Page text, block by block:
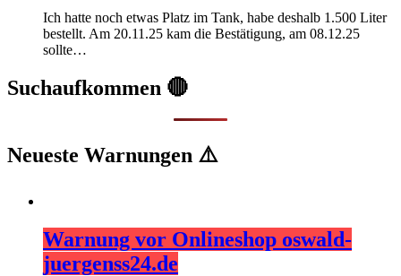
Ich hatte noch etwas Platz im Tank, habe deshalb 1.500 Liter
bestellt. Am 20.11.25 kam die Bestätigung, am 08.12.25
sollte…
Suchaufkommen 🔴
Neueste Warnungen ⚠️
Warnung vor Onlineshop oswald-
juergenss24.de